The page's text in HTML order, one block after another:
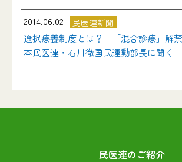
2014.06.02 民医連新聞
選択療養制度とは？ 「混合診療」解
本民医連・石川徹国民運動部長に聞く
民医連のご紹介